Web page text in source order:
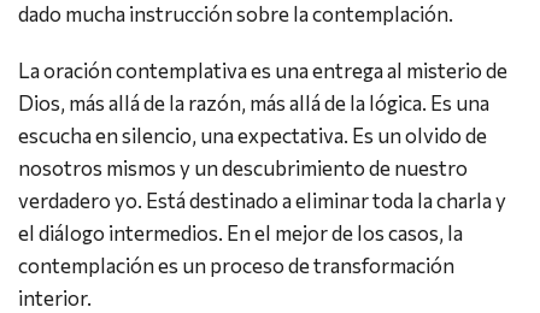
dado mucha instrucción sobre la contemplación.
La oración contemplativa es una entrega al misterio de
Dios, más allá de la razón, más allá de la lógica. Es una
escucha en silencio, una expectativa. Es un olvido de
nosotros mismos y un descubrimiento de nuestro
verdadero yo. Está destinado a eliminar toda la charla y
el diálogo intermedios. En el mejor de los casos, la
contemplación es un proceso de transformación
interior.